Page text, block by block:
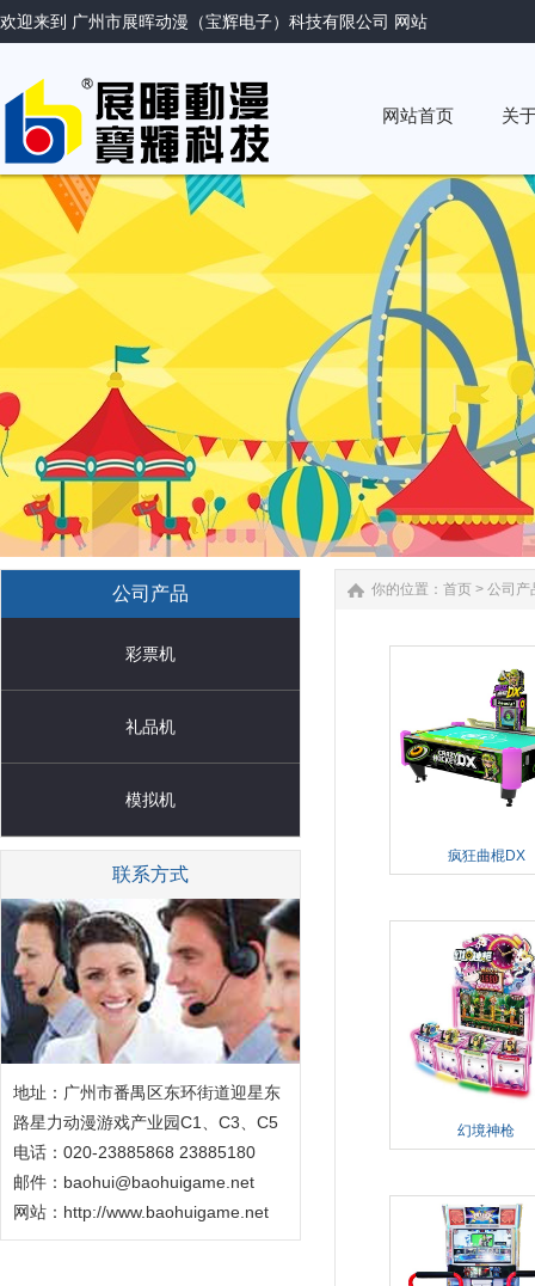
欢迎来到 广州市展晖动漫（宝辉电子）科技有限公司 网站
网站首页 关
公司产品
彩票机
礼品机
模拟机
联系方式
地址：广州市番禺区东环街道迎星东
路星力动漫游戏产业园C1、C3、C5
电话：020-23885868 23885180
邮件：baohui@baohuigame.net
网站： http://www.baohuigame.net
你的位置： 首页 > 公司产
疯狂曲棍DX
幻境神枪